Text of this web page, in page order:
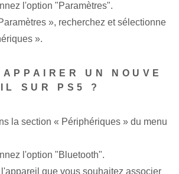
l'option "Paramètres".
», recherchez et sélectionne
».
APPAIRER UN NOUVE
SUR PS5 ?
la section « Périphériques » du menu
l'option "Bluetooth".
que vous souhaitez associer